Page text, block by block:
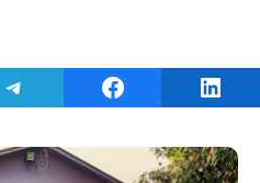
Share on TelegramShare on Facebook